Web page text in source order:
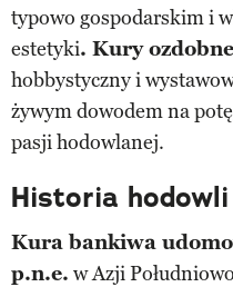
typowo gospodarskim i
estetyki. Kury ozdobne
hobbystyczny i
żywym dowodem na
pasji hodowlanej.
Historia
Kura bankiwa
p.n.e. w Azji